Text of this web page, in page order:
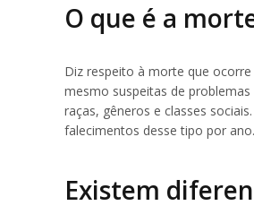
O que é a
Diz respeito à morte que
mesmo suspeitas de
raças, gêneros e classes
falecimentos desse tipo por ano.
Existem